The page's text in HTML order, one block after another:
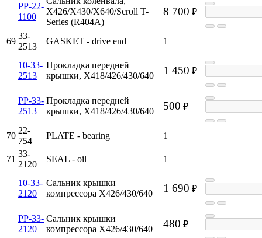
PP-22-
1100
X426/X430/X640/Scroll T-
Series (R404A)
8 700 ₽
69
33-
2513
GASKET - drive end 1
10-33-
2513
Прокладка передней
крышки, X418/426/430/640
1 450 ₽
PP-33-
2513
Прокладка передней
крышки, X418/426/430/640
500 ₽
70
22-
754
PLATE - bearing 1
71
33-
2120
SEAL - oil 1
10-33-
2120
Сальник крышки
компрессора X426/430/640
1 690 ₽
PP-33-
2120
Сальник крышки
компрессора X426/430/640
480 ₽